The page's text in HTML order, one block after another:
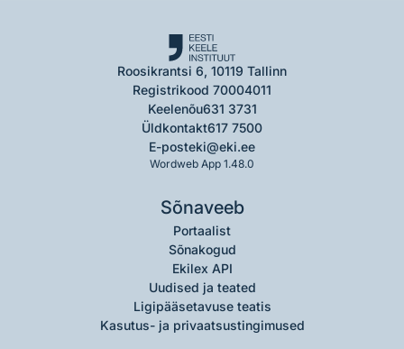
Roosikrantsi 6, 10119 Tallinn
Registrikood 70004011
Keelenõu631 3731
Üldkontakt617 7500
E-posteki@eki.ee
Wordweb App 1.48.0
Sõnaveeb
Portaalist
Sõnakogud
Ekilex API
Uudised ja teated
Ligipääsetavuse teatis
Kasutus- ja privaatsustingimused